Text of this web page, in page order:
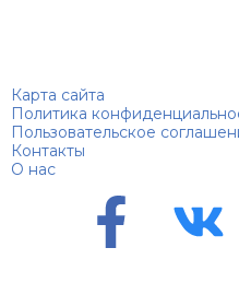
Карта сайта
Политика
Пользовательское
Контакты
О нас